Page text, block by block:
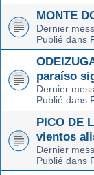
MONTE
Dernier
Publié dans
paraíso
Dernier
Publié dans
PICO DE
vientos
Dernier
Publié dans